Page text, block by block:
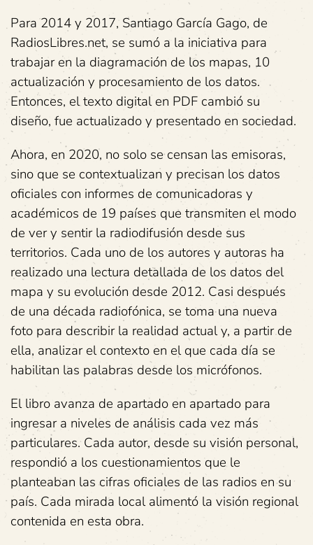
Para 2014 y 2017, Santiago García Gago, de
RadiosLibres.net, se sumó a la iniciativa para
trabajar en la diagramación de los mapas, 10
actualización y procesamiento de los datos.
Entonces, el texto digital en PDF cambió su
diseño, fue actualizado y presentado en sociedad.
Ahora, en 2020, no solo se censan las emisoras,
sino que se contextualizan y precisan los datos
oficiales con informes de comunicadoras y
académicos de 19 países que transmiten el modo
de ver y sentir la radiodifusión desde sus
territorios. Cada uno de los autores y autoras ha
realizado una lectura detallada de los datos del
mapa y su evolución desde 2012. Casi después
de una década radiofónica, se toma una nueva
foto para describir la realidad actual y, a partir de
ella, analizar el contexto en el que cada día se
habilitan las palabras desde los micrófonos.
El libro avanza de apartado en apartado para
ingresar a niveles de análisis cada vez más
particulares. Cada autor, desde su visión personal,
respondió a los cuestionamientos que le
planteaban las cifras oficiales de las radios en su
país. Cada mirada local alimentó la visión regional
contenida en esta obra.